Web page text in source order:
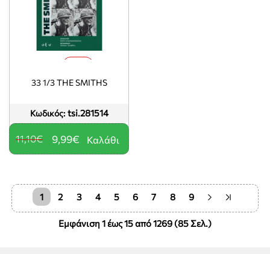
Κωδικός: tsi.281514
33 1/3 THE SMITHS
9,99€
11,10€ Καλάθι
1 2 3 4 5 6 7 8 9
Εμφάνιση 1 έως 15 από 1269 (85 Σελ.)